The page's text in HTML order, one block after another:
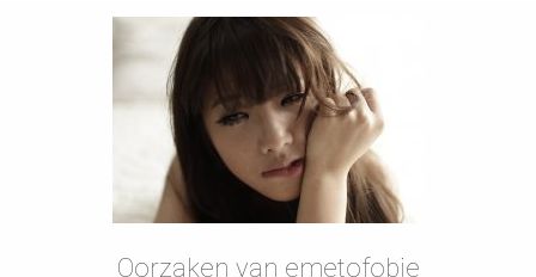
Oorzaken van emetofobie